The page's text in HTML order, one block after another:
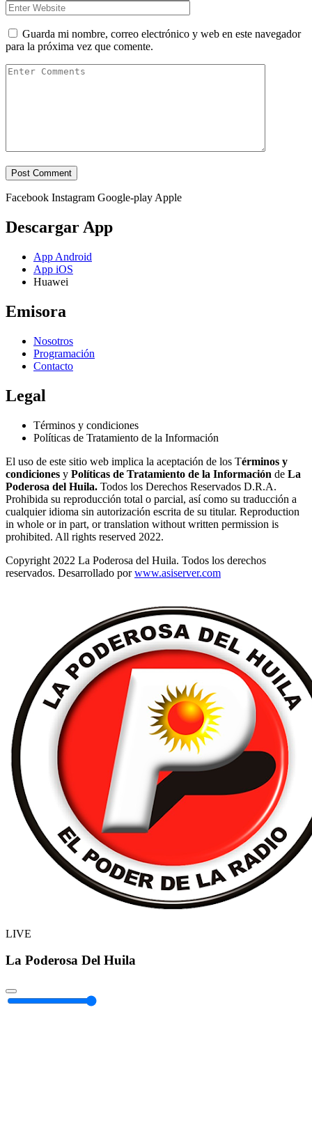
Guarda mi nombre, correo electrónico y web en este navegador
para la próxima vez que comente.
Facebook Instagram Google-play Apple
Descargar App
App Android
App iOS
Huawei
Emisora
Nosotros
Programación
Contacto
Legal
Términos y condiciones
Políticas de Tratamiento de la Información
El uso de este sitio web implica la aceptación de los Términos y
condiciones y Políticas de Tratamiento de la Información de La
Poderosa del Huila. Todos los Derechos Reservados D.R.A.
Prohibida su reproducción total o parcial, así como su traducción a
cualquier idioma sin autorización escrita de su titular. Reproduction
in whole or in part, or translation without written permission is
prohibited. All rights reserved 2022.
Copyright 2022 La Poderosa del Huila. Todos los derechos
reservados. Desarrollado porwww.asiserver.com
LIVE
La Poderosa Del Huila